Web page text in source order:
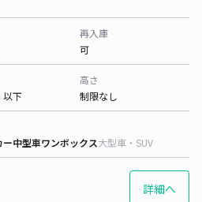
再入庫
可
以下
高さ
制限なし
ー中型車ワンボックス大型車・SUV
詳細へ